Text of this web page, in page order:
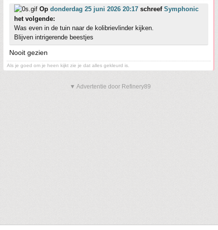
Op donderdag 25 juni 2026 20:17 schreef Symphonic
het volgende:
Was even in de tuin naar de kolibrievlinder kijken.
Blijven intrigerende beestjes
Nooit gezien
Als je goed om je heen kijkt zie je dat alles gekleurd is.
▼ Advertentie door Refinery89